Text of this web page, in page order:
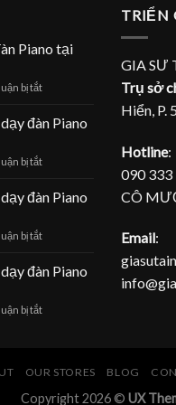
Piano tại
bị tắtở
dạy
Piano
nhà
đàn Piano
bị tắtở
gia
sư
đàn
tại
đàn Piano
bị tắtở
gia
sư
đàn
đàn Piano
bị tắtở
dạy
Piano
TRIỂN
GIA SƯ
Trụ sở
Hiển, P.
Hotline:
090 333
CÔ
Email:
OUR STORES BLOG
Copyright 2026 © UX